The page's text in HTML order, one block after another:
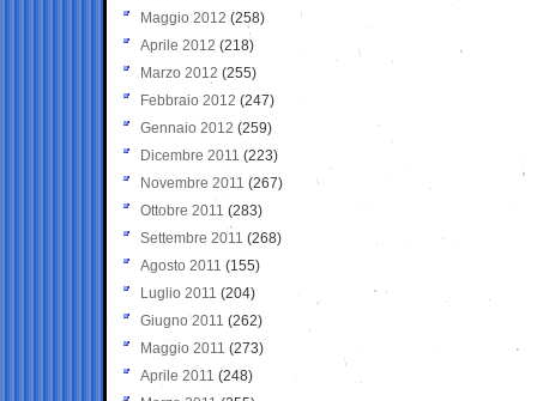
Maggio 2012 (258)
Aprile 2012 (218)
Marzo 2012 (255)
Febbraio 2012 (247)
Gennaio 2012 (259)
Dicembre 2011 (223)
Novembre 2011 (267)
Ottobre 2011 (283)
Settembre 2011 (268)
Agosto 2011 (155)
Luglio 2011 (204)
Giugno 2011 (262)
Maggio 2011 (273)
Aprile 2011 (248)